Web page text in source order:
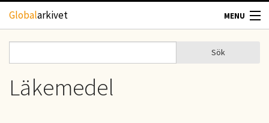
Hoppa till huvudinnehåll
Globalarkivet MENU
TIDSKRIFTER
GEOGRAFI
Sökformulär
Sök
Läkemedel